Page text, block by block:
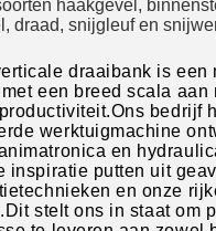
haakgevel,
draad, snijgleuf en
draaibank is een
een breed scala aan
bedrijf
werktuigmachine
en
inspiratie putten uit
en onze
stelt ons in staat om